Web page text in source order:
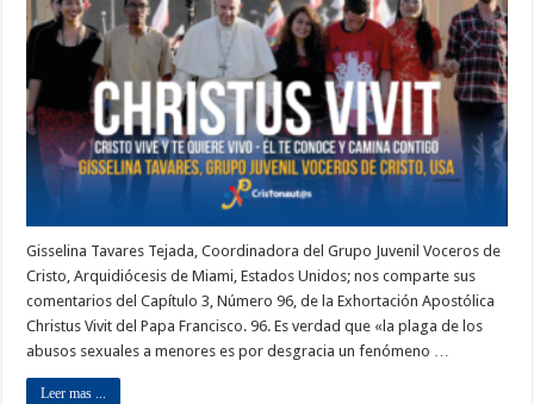
Gisselina Tavares Tejada, Coordinadora del Grupo Juvenil Voceros de
Cristo, Arquidiócesis de Miami, Estados Unidos; nos comparte sus
comentarios del Capítulo 3, Número 96, de la Exhortación Apostólica
Christus Vivit del Papa Francisco. 96. Es verdad que «la plaga de los
abusos sexuales a menores es por desgracia un fenómeno …
Leer mas ...